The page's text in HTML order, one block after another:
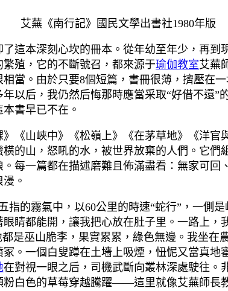
艾蕪《南行記》國民文學出書社1980年版
這本深刻心坎的冊本。從年幼至年少，再到
殖，它的不斷號召，都來源于瑜伽教室艾蕪
當。由於只要8個短篇，書冊很薄，擠壓在
后，我仍然后悔那時應當采取“好借不還”
書早已不在。
《山峽中》《松嶺上》《在茅草地》《洋
山，怒吼的水，被世界放棄的人們。它們
每一篇都在描述磨難且佈滿盡看：無家可
。
指的霧氣中，以60公里的時速“蛇行”，一側
睛都能開，讓我把心放在肚子里。一路上
是巫山脆李，果實累累，綠色無邊。我坐在
。一個白叟蹲在土墻上吸煙，忸怩又當真
在對視一眼之后，司機武斷向叢林深處駛往。
白色的草莓穿越騰躍——這里就像艾蕪師長